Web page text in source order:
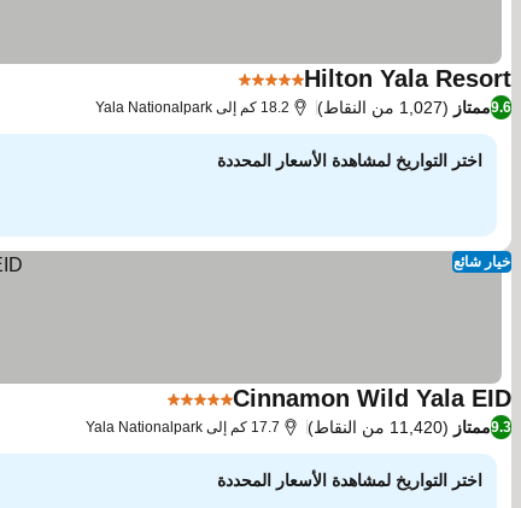
Hilton Yala Resort5 عدد النجوم
9.6ممتاز (1,027 من النقاط) 18.2 كم إلى Yala Nationalpark
اختر التواريخ لمشاهدة الأسعار المحددة
خيار شائع
Cinnamon Wild Yala EID5 عدد النجوم
9.3ممتاز (11,420 من النقاط) 17.7 كم إلى Yala Nationalpark
اختر التواريخ لمشاهدة الأسعار المحددة